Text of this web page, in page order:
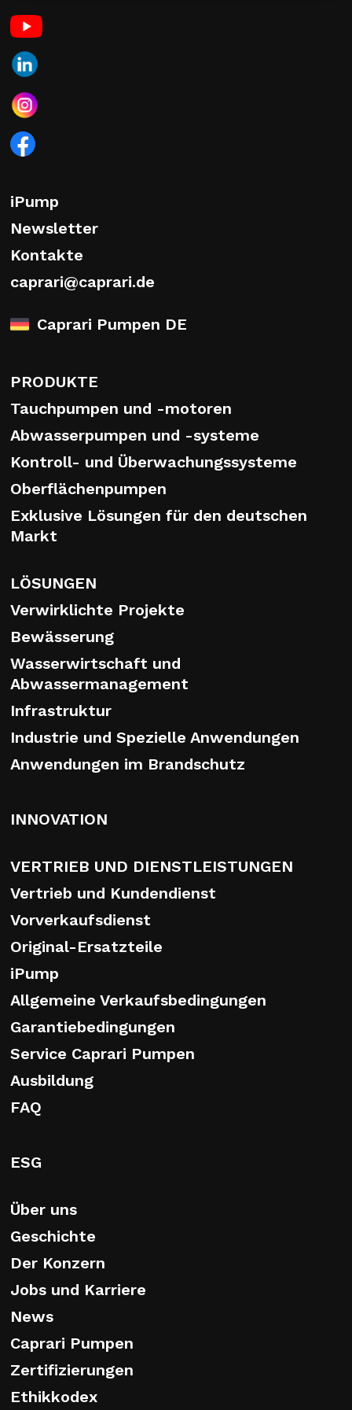
iPump
Newsletter
Kontakte
caprari@caprari.de
Caprari Pumpen DE
PRODUKTE
Tauchpumpen und -motoren
Abwasserpumpen und -systeme
Kontroll- und Überwachungssysteme
Oberflächenpumpen
Exklusive Lösungen für den deutschen
Markt
LÖSUNGEN
Verwirklichte Projekte
Bewässerung
Wasserwirtschaft und
Abwassermanagement
Infrastruktur
Industrie und Spezielle Anwendungen
Anwendungen im Brandschutz
INNOVATION
VERTRIEB UND DIENSTLEISTUNGEN
Vertrieb und Kundendienst
Vorverkaufsdienst
Original-Ersatzteile
iPump
Allgemeine Verkaufsbedingungen
Garantiebedingungen
Service Caprari Pumpen
Ausbildung
FAQ
ESG
Über uns
Geschichte
Der Konzern
Jobs und Karriere
News
Caprari Pumpen
Zertifizierungen
Ethikkodex